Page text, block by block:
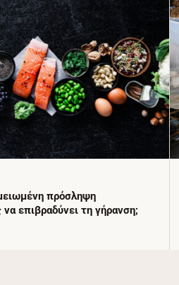
πρόσληψη
επιβραδύνει τη γήρανση;